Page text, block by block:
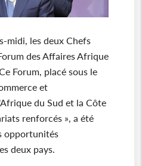
midi, les deux Chefs
des Affaires Afrique
Forum, placé sous le
et
du Sud et la Côte
renforcés », a été
opportunités
deux pays.